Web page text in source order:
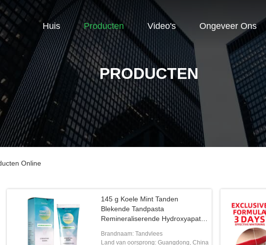
Huis Producten Video's Ongeveer Ons
PRODUCTEN
Online
145 g Koele Mint Tanden
Blekende Tandpasta
Remineraliserende Hydroxyapatit
Brandnaam: Tandvlees
Land van oorsprong: Guangdong, China